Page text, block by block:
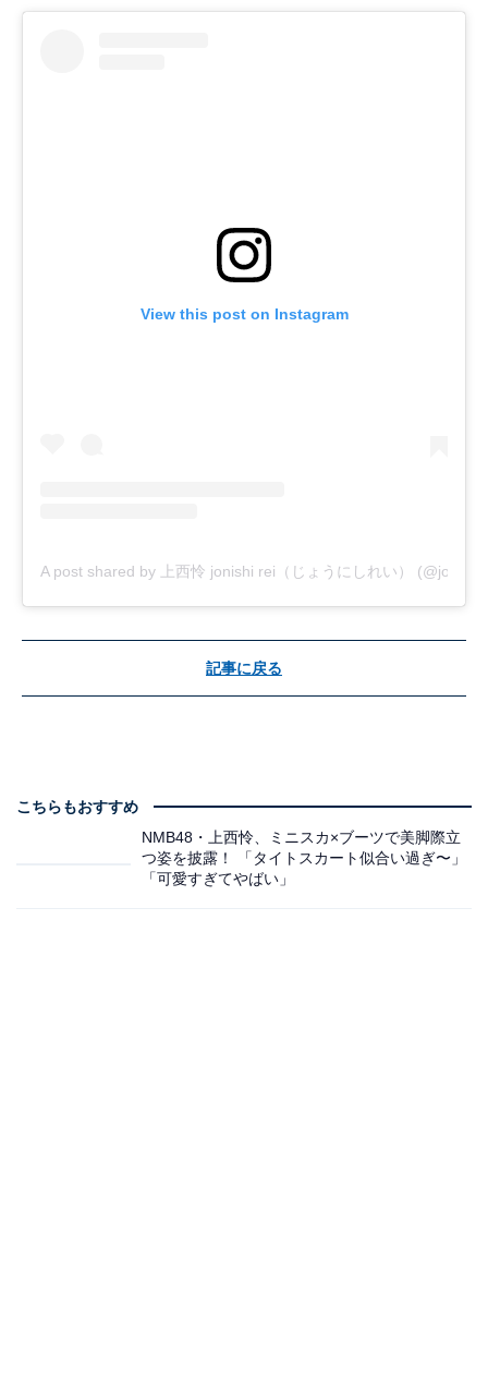
View this post on Instagram
A post shared by 上西怜 jonishi rei（じょうにしれい）
記事に戻る
こちらもおすすめ
NMB48・上西怜、ミニスカ×ブーツで美脚際立
つ姿を披露！ 「タイトスカート似合い過ぎ〜」
「可愛すぎてやばい」